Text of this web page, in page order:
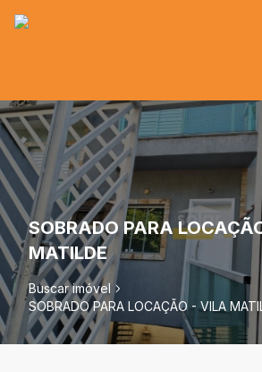
SOBRADO PARA
MATILDE
Buscar imóvel
SOBRADO PARA LOCAÇÃO - VILA